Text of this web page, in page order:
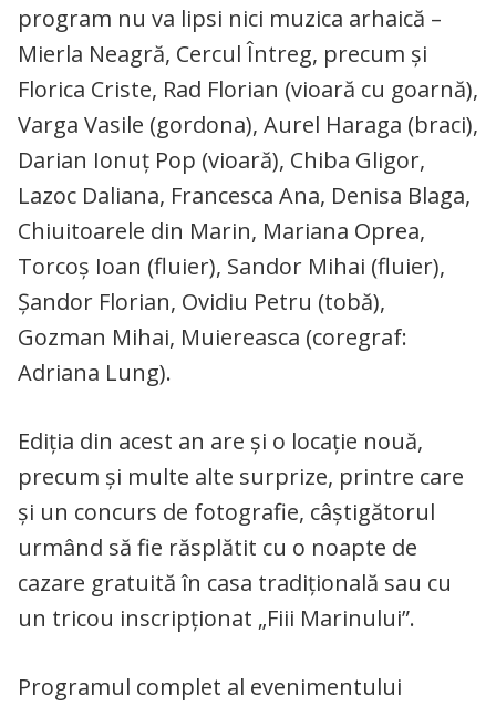
program nu va lipsi nici muzica arhaică –
Mierla Neagră, Cercul Întreg, precum şi
Florica Criste, Rad Florian (vioară cu goarnă),
Varga Vasile (gordona), Aurel Haraga (braci),
Darian Ionuț Pop (vioară), Chiba Gligor,
Lazoc Daliana, Francesca Ana, Denisa Blaga,
Chiuitoarele din Marin, Mariana Oprea,
Torcoş Ioan (fluier), Sandor Mihai (fluier),
Șandor Florian, Ovidiu Petru (tobă),
Gozman Mihai, Muiereasca (coregraf:
Adriana Lung).
Ediția din acest an are şi o locaţie nouă,
precum şi multe alte surprize, printre care
şi un concurs de fotografie, câștigătorul
urmând să fie răsplătit cu o noapte de
cazare gratuită în casa tradițională sau cu
un tricou inscripționat „Fiii Marinului”.
Programul complet al evenimentului